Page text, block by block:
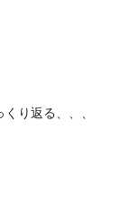
り返る、、、